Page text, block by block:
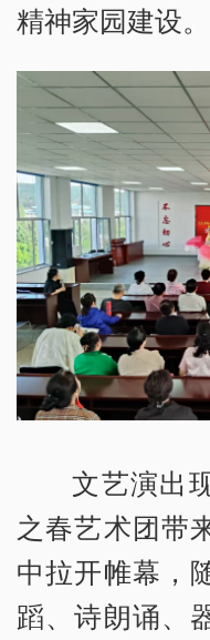
精神家园建设。
文艺演出
之春艺术团带
中拉开帷幕，
蹈、诗朗诵、